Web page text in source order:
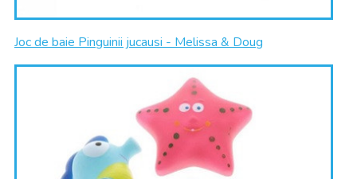
Joc de baie Pinguinii jucausi - Melissa & Doug